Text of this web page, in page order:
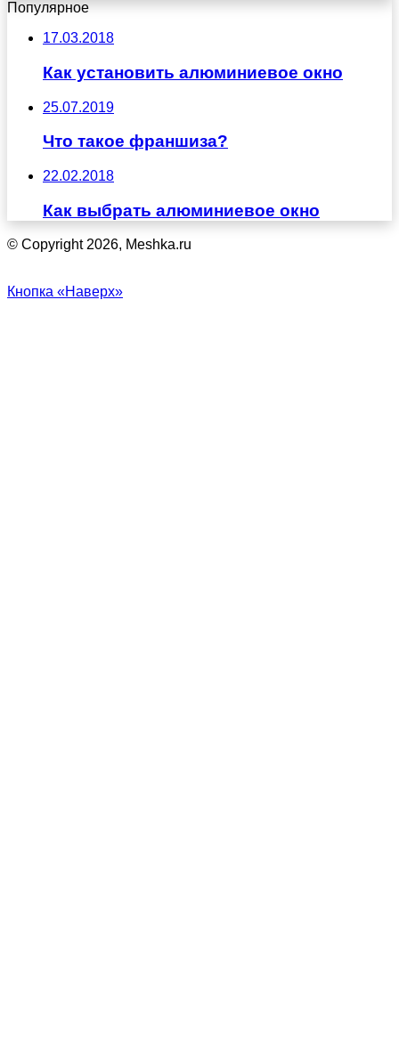
Популярное
17.03.2018
Как установить алюминиевое окно
25.07.2019
Что такое франшиза?
22.02.2018
Как выбрать алюминиевое окно
© Copyright 2026, Meshka.ru
Кнопка «Наверх»